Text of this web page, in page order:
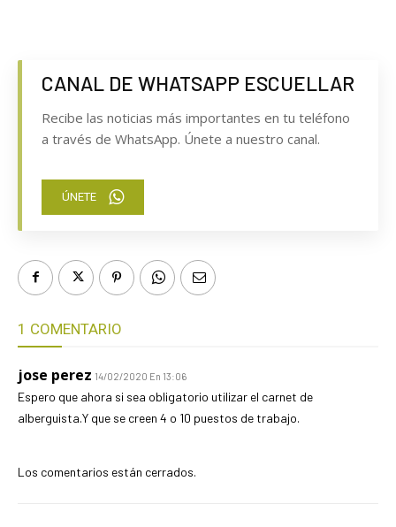
CANAL DE WHATSAPP ESCUELLAR
Recibe las noticias más importantes en tu teléfono
a través de WhatsApp. Únete a nuestro canal.
ÚNETE
1 COMENTARIO
jose perez 14/02/2020 En 13:06
Espero que ahora si sea obligatorio utilizar el carnet de
alberguista.Y que se creen 4 o 10 puestos de trabajo.
Los comentarios están cerrados.